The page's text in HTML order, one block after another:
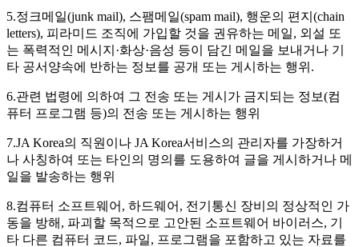
5.정크메일(junk mail), 스팸메일(spam mail), 행운의 편지(chain
letters), 피라미드 조직에 가입할 것을 권유하는 메일, 외설 또
는 폭력적인 메시지·화상·음성 등이 담긴 메일을 보내거나 기
타 공서양속에 반하는 정보를 공개 또는 게시하는 행위.
6.관련 법령에 의하여 그 전송 또는 게시가 금지되는 정보(컴
퓨터 프로그램 등)의 전송 또는 게시하는 행위
7.JA Korea의 직원이나 JA Korea서비스의 관리자를 가장하거
나 사칭하여 또는 타인의 명의를 도용하여 글을 게시하거나 메
일을 발송하는 행위
8.컴퓨터 소프트웨어, 하드웨어, 전기통신 장비의 정상적인 가
동을 방해, 파괴할 목적으로 고안된 소프트웨어 바이러스, 기
타 다른 컴퓨터 코드, 파일, 프로그램을 포함하고 있는 자료를